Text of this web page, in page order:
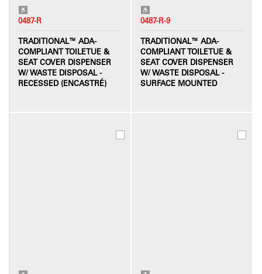
0487-R
TRADITIONAL™ ADA-
COMPLIANT TOILETUE &
SEAT COVER DISPENSER
W/ WASTE DISPOSAL -
RECESSED (ENCASTRÉ)
0487-R-9
TRADITIONAL™ ADA-
COMPLIANT TOILETUE &
SEAT COVER DISPENSER
W/ WASTE DISPOSAL -
SURFACE MOUNTED